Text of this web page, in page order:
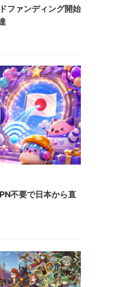
ファンディング開始
不要で日本から直